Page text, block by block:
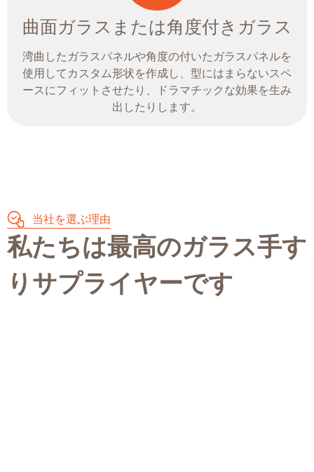
曲面ガラスまたは角度付きガラス
湾曲したガラスパネルや角度の付いたガラスパネルを
使用してカスタム形状を作成し、型にはまらないスペ
ースにフィットさせたり、ドラマチックな効果を生み
出したりします。
当社を選ぶ理由
私たちは最高のガラス手す
りサプライヤーです